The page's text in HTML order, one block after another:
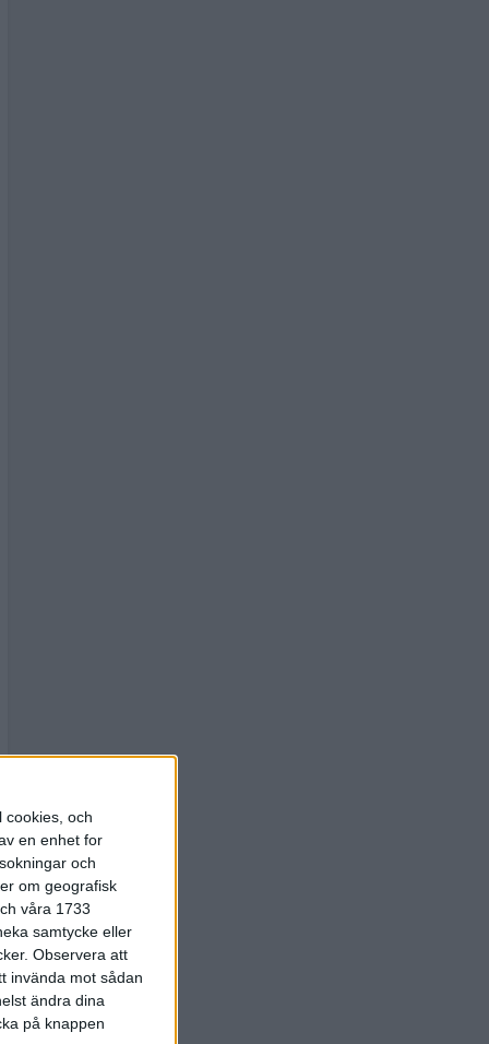
cookies, och
en enhet for
och
om geografisk
våra 1733
samtycke eller
Observera att
invända mot sådan
ändra dina
på knappen